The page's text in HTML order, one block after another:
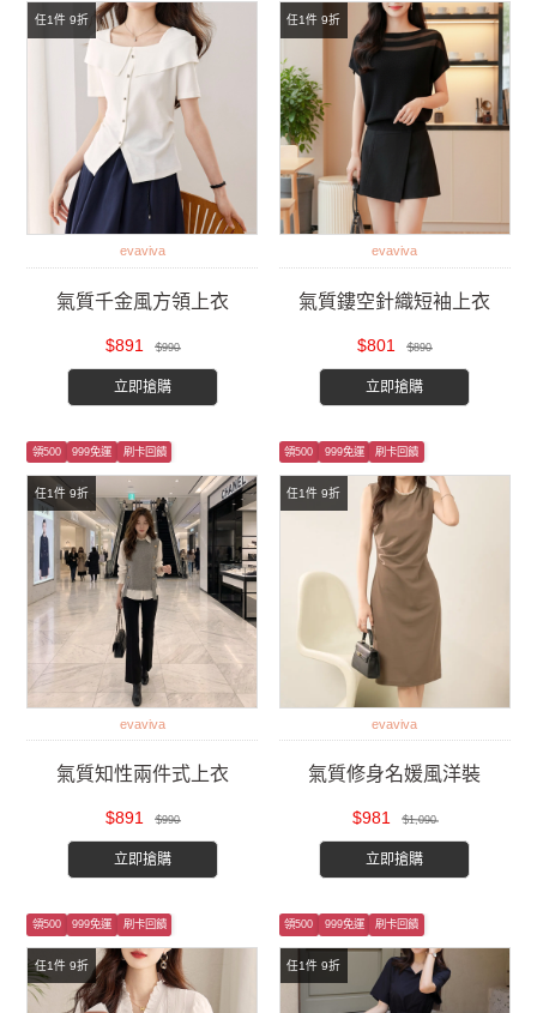
任1件 9折
evaviva
氣質千金風方領上衣
$891 $990
立即搶購
任1件 9折
evaviva
氣質鏤空針織短袖上衣
$801 $890
立即搶購
任1件 9折
領500 999免運 刷卡回饋
evaviva
氣質知性兩件式上衣
$891 $990
立即搶購
任1件 9折
領500 999免運 刷卡回饋
evaviva
氣質修身名媛風洋裝
$981 $1,090
立即搶購
任1件 9折
領500 999免運 刷卡回饋
任1件 9折
領500 999免運 刷卡回饋